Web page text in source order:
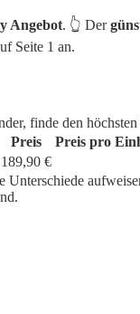
Angebot. 👆 Der
Seite 1 an.
finde den
Preis Preis pro
189,90 €
Unterschiede